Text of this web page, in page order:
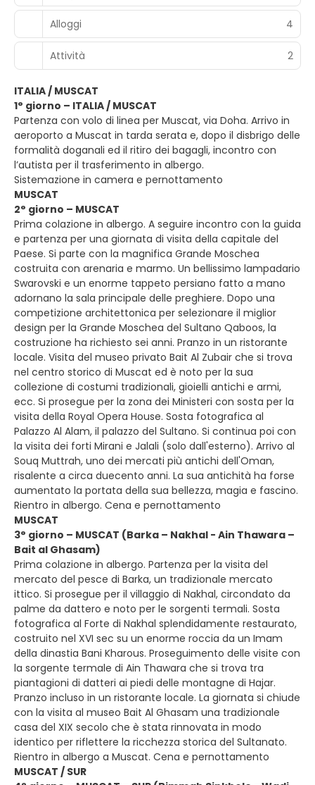
Alloggi 4
Attività 2
ITALIA / MUSCAT
1° giorno – ITALIA / MUSCAT
Partenza con volo di linea per Muscat, via Doha. Arrivo in
aeroporto a Muscat in tarda serata e, dopo il disbrigo delle
formalità doganali ed il ritiro dei bagagli, incontro con
l’autista per il trasferimento in albergo.
Sistemazione in camera e pernottamento
MUSCAT
2° giorno – MUSCAT
Prima colazione in albergo. A seguire incontro con la guida
e partenza per una giornata di visita della capitale del
Paese. Si parte con la magnifica Grande Moschea
costruita con arenaria e marmo. Un bellissimo lampadario
Swarovski e un enorme tappeto persiano fatto a mano
adornano la sala principale delle preghiere. Dopo una
competizione architettonica per selezionare il miglior
design per la Grande Moschea del Sultano Qaboos, la
costruzione ha richiesto sei anni. Pranzo in un ristorante
locale. Visita del museo privato Bait Al Zubair che si trova
nel centro storico di Muscat ed è noto per la sua
collezione di costumi tradizionali, gioielli antichi e armi,
ecc. Si prosegue per la zona dei Ministeri con sosta per la
visita della Royal Opera House. Sosta fotografica al
Palazzo Al Alam, il palazzo del Sultano. Si continua poi con
la visita dei forti Mirani e Jalali (solo dall'esterno). Arrivo al
Souq Muttrah, uno dei mercati più antichi dell'Oman,
risalente a circa duecento anni. La sua antichità ha forse
aumentato la portata della sua bellezza, magia e fascino.
Rientro in albergo. Cena e pernottamento
MUSCAT
3° giorno – MUSCAT (Barka – Nakhal - Ain Thawara –
Bait al Ghasam)
Prima colazione in albergo. Partenza per la visita del
mercato del pesce di Barka, un tradizionale mercato
ittico. Si prosegue per il villaggio di Nakhal, circondato da
palme da dattero e noto per le sorgenti termali. Sosta
fotografica al Forte di Nakhal splendidamente restaurato,
costruito nel XVI sec su un enorme roccia da un Imam
della dinastia Bani Kharous. Proseguimento delle visite con
la sorgente termale di Ain Thawara che si trova tra
piantagioni di datteri ai piedi delle montagne di Hajar.
Pranzo incluso in un ristorante locale. La giornata si chiude
con la visita al museo Bait Al Ghasam una tradizionale
casa del XIX secolo che è stata rinnovata in modo
identico per riflettere la ricchezza storica del Sultanato.
Rientro in albergo a Muscat. Cena e pernottamento
MUSCAT / SUR